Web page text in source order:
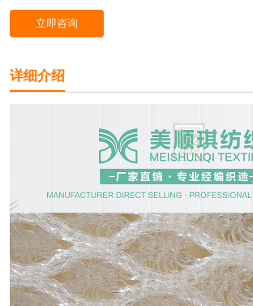
立即咨询
详细介绍